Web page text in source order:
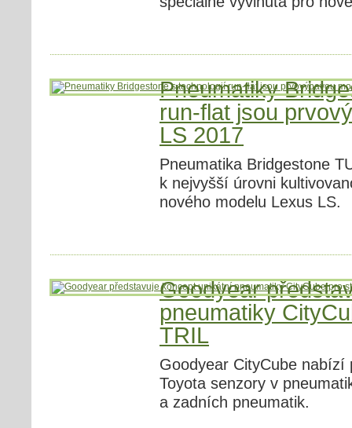
Pneumatiky
run-flat jsou
LS 2017
Pneumatika Bridgestone
k nejvyšší úrovni
nového modelu Lexus LS.
Goodyear
pneumatiky
TRIL
Goodyear CityCube nabízí
Toyota senzory v
a zadních pneumatik.